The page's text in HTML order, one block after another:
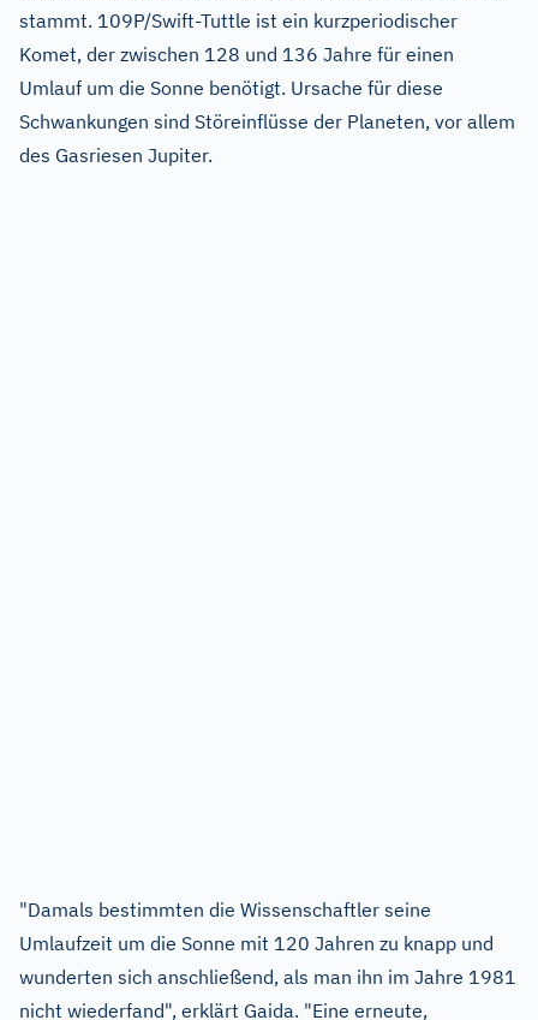
stammt. 109P/Swift-Tuttle ist ein kurzperiodischer
Komet, der zwischen 128 und 136 Jahre für einen
Umlauf um die Sonne benötigt. Ursache für diese
Schwankungen sind Störeinflüsse der Planeten, vor allem
des Gasriesen Jupiter.
"Damals bestimmten die Wissenschaftler seine
Umlaufzeit um die Sonne mit 120 Jahren zu knapp und
wunderten sich anschließend, als man ihn im Jahre 1981
nicht wiederfand", erklärt Gaida. "Eine erneute,